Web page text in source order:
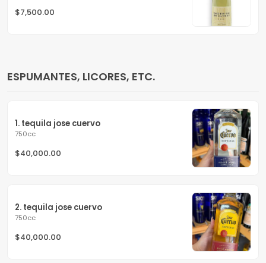
$7,500.00
ESPUMANTES, LICORES, ETC.
1. tequila jose cuervo
750cc
$40,000.00
2. tequila jose cuervo
750cc
$40,000.00